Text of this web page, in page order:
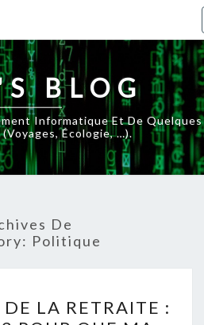
BLOG
Informatique Et De Quelques
Écologie, …).
De
Politique
LÉGALE
LA RETRAITE :